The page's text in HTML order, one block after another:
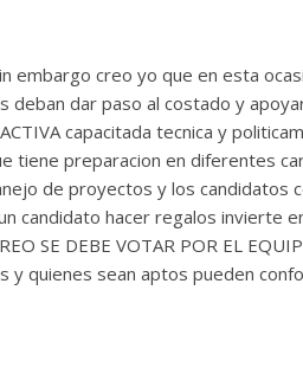
creo yo que en esta
dar paso al costado y
capacitada tecnica y
tiene preparacion en diferentes
de proyectos y los candidatos
candidato hacer regalos invierte
SE DEBE VOTAR POR EL
y quienes sean aptos pueden